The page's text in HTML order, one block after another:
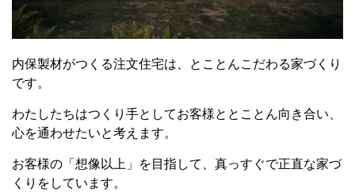
内保製材がつくる注文住宅は、とことんこだわる家づくり
です。
わたしたちはつくり手としてお客様ととことん向き合い、
心を通わせたいと考えます。
お客様の「想像以上」を目指して、真っすぐで正直な家づ
くりをしています。